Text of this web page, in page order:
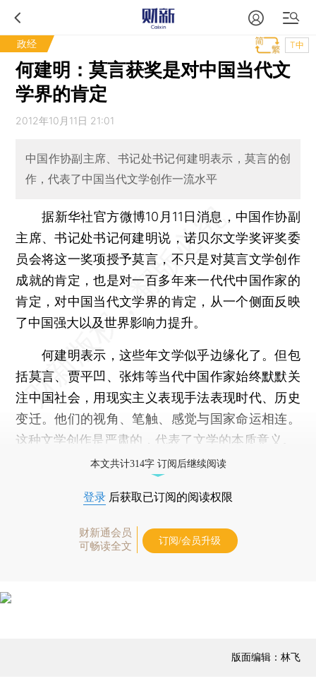
政经 T中
何建明：莫言获奖是对中国当代文
学界的肯定
2012年10月11日 21:01
中国作协副主席、书记处书记何建明表示，莫言的创
作，代表了中国当代文学创作一流水平
据新华社官方微博10月11日消息，中国作协副
主席、书记处书记何建明说，诺贝尔文学奖评奖委
员会将这一奖项授予莫言，不只是对莫言文学创作
成就的肯定，也是对一百多年来一代代中国作家的
肯定，对中国当代文学界的肯定，从一个侧面反映
了中国强大以及世界影响力提升。
何建明表示，这些年文学似乎边缘化了。但包
括莫言、贾平凹、张炜等当代中国作家始终默默关
注中国社会，用现实主义表现手法表现时代、历史
变迁。他们的视角、笔触、感觉与国家命运相连。
这种文学创作是严肃的，代表了文学的本质意义。
本文共计314字 订阅后继续阅读
登录 后获取已订阅的阅读权限
财新通会员
可畅读全文
订阅/会员升级
版面编辑：林飞